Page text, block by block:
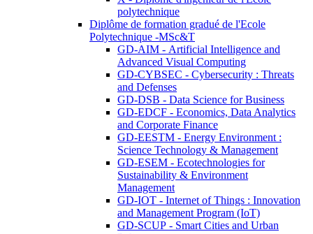
polytechnique
Diplôme de formation gradué de l'Ecole
Polytechnique -MSc&T
GD-AIM - Artificial Intelligence and
Advanced Visual Computing
GD-CYBSEC - Cybersecurity : Threats
and Defenses
GD-DSB - Data Science for Business
GD-EDCF - Economics, Data Analytics
and Corporate Finance
GD-EESTM - Energy Environment :
Science Technology & Management
GD-ESEM - Ecotechnologies for
Sustainability & Environment
Management
GD-IOT - Internet of Things : Innovation
and Management Program (IoT)
GD-SCUP - Smart Cities and Urban